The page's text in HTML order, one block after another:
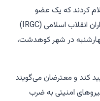
کردند که یک عضو
نیروهای امنیتی مرتبط با سپاه پاسداران انقلاب اسلامی (IRGC)
در شهر کوهدشت،
کند و معترضان می‌گویند
امنیتی به ضرب